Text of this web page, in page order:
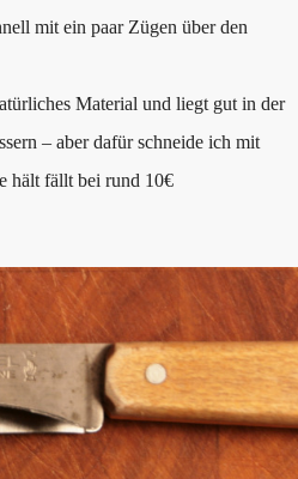
mit ein paar Zügen über den
Material und liegt gut in der
– aber dafür schneide ich mit
hält fällt bei rund 10€